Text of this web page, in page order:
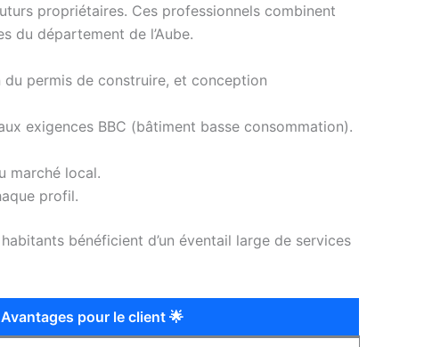
propriétaires. Ces professionnels combinent
du département de l’Aube.
du permis de construire, et conception
exigences BBC (bâtiment basse consommation).
marché local.
profil.
habitants bénéficient d’un éventail large de services
Avantages pour le client 🌟